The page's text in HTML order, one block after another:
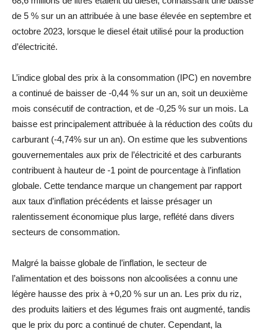
de 5 % sur un an attribuée à une base élevée en septembre et
octobre 2023, lorsque le diesel était utilisé pour la production
d’électricité.
L’indice global des prix à la consommation (IPC) en novembre
a continué de baisser de -0,44 % sur un an, soit un deuxième
mois consécutif de contraction, et de -0,25 % sur un mois. La
baisse est principalement attribuée à la réduction des coûts du
carburant (-4,74% sur un an). On estime que les subventions
gouvernementales aux prix de l’électricité et des carburants
contribuent à hauteur de -1 point de pourcentage à l’inflation
globale. Cette tendance marque un changement par rapport
aux taux d’inflation précédents et laisse présager un
ralentissement économique plus large, reflété dans divers
secteurs de consommation.
Malgré la baisse globale de l’inflation, le secteur de
l’alimentation et des boissons non alcoolisées a connu une
légère hausse des prix à +0,20 % sur un an. Les prix du riz,
des produits laitiers et des légumes frais ont augmenté, tandis
que le prix du porc a continué de chuter. Cependant, la